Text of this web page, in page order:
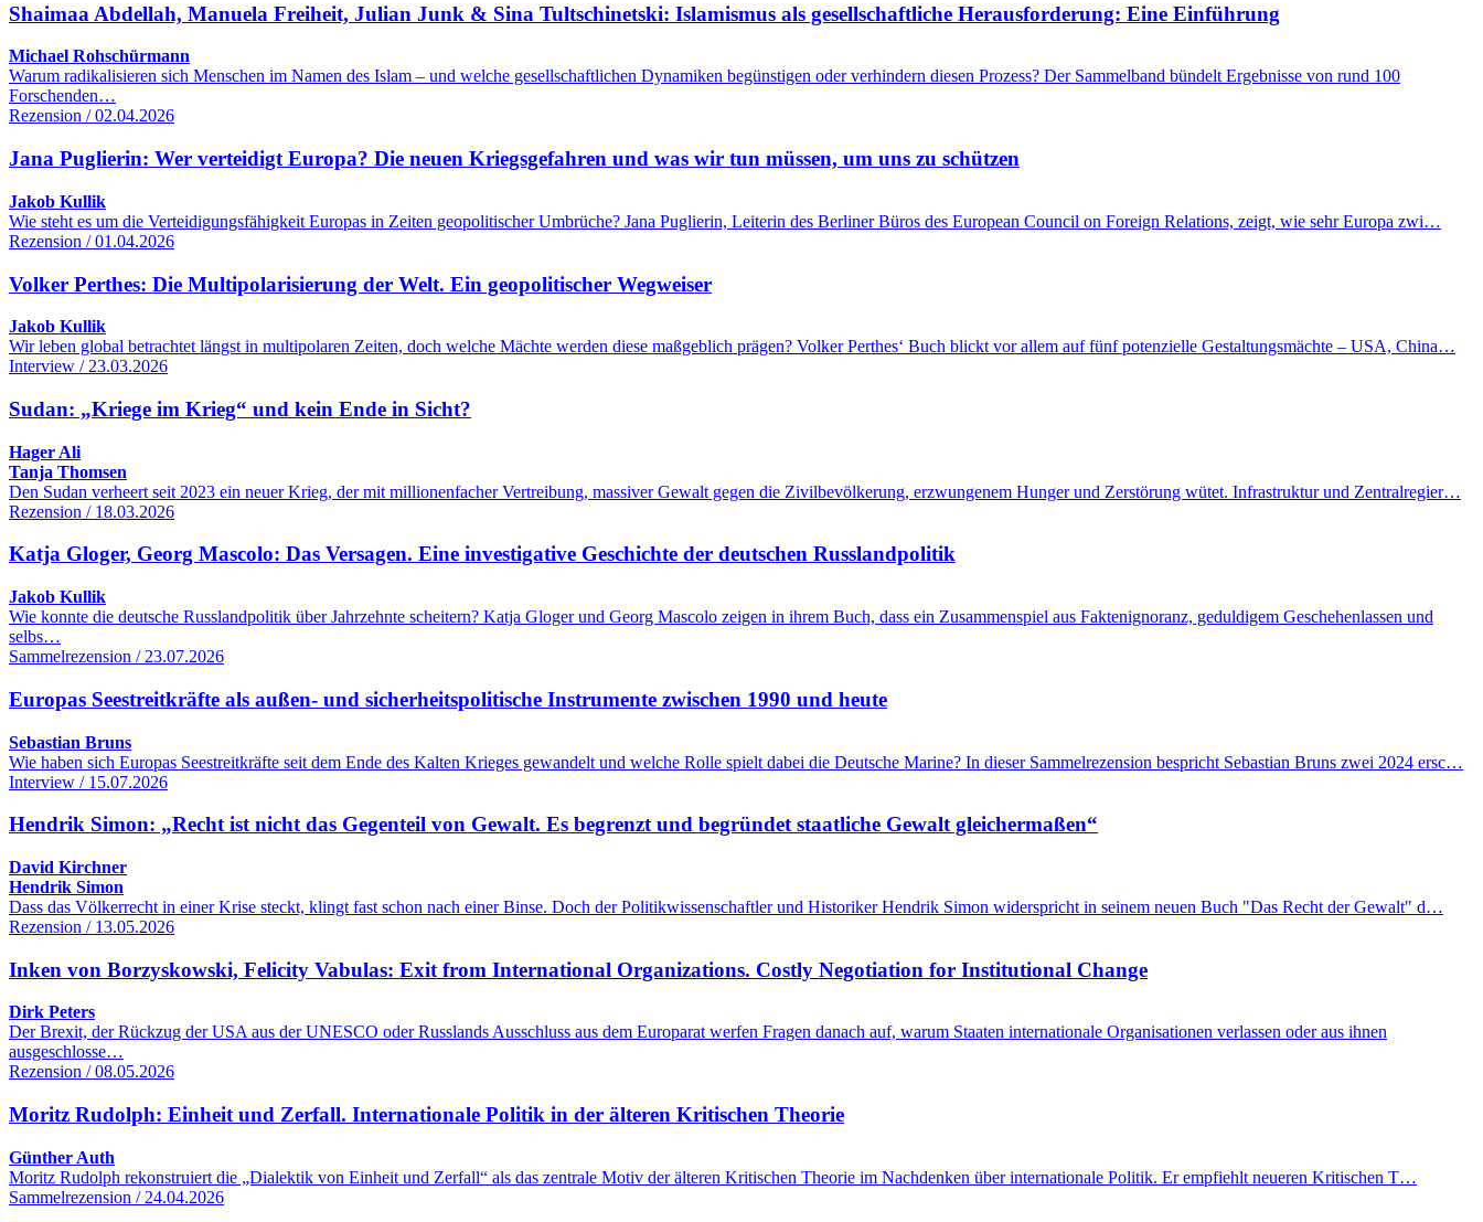
Shaimaa Abdellah, Manuela Freiheit, Julian Junk & Sina Tultschinetski: Islamismus als gesellschaftliche Herausforderung: Eine Einführung
Michael Rohschürmann
Warum radikalisieren sich Menschen im Namen des Islam – und welche gesellschaftlichen Dynamiken begünstigen oder verhindern diesen Prozess? Der Sammelband bündelt Ergebnisse von rund 100
Forschenden…
Rezension / 02.04.2026
Jana Puglierin: Wer verteidigt Europa? Die neuen Kriegsgefahren und was wir tun müssen, um uns zu schützen
Jakob Kullik
Wie steht es um die Verteidigungsfähigkeit Europas in Zeiten geopolitischer Umbrüche? Jana Puglierin, Leiterin des Berliner Büros des European Council on Foreign Relations, zeigt, wie sehr Europa zwi…
Rezension / 01.04.2026
Volker Perthes: Die Multipolarisierung der Welt. Ein geopolitischer Wegweiser
Jakob Kullik
Wir leben global betrachtet längst in multipolaren Zeiten, doch welche Mächte werden diese maßgeblich prägen? Volker Perthes‘ Buch blickt vor allem auf fünf potenzielle Gestaltungsmächte – USA, China…
Interview / 23.03.2026
Sudan: „Kriege im Krieg“ und kein Ende in Sicht?
Hager Ali
Tanja Thomsen
Den Sudan verheert seit 2023 ein neuer Krieg, der mit millionenfacher Vertreibung, massiver Gewalt gegen die Zivilbevölkerung, erzwungenem Hunger und Zerstörung wütet. Infrastruktur und Zentralregier…
Rezension / 18.03.2026
Katja Gloger, Georg Mascolo: Das Versagen. Eine investigative Geschichte der deutschen Russlandpolitik
Jakob Kullik
Wie konnte die deutsche Russlandpolitik über Jahrzehnte scheitern? Katja Gloger und Georg Mascolo zeigen in ihrem Buch, dass ein Zusammenspiel aus Faktenignoranz, geduldigem Geschehenlassen und
selbs…
Sammelrezension / 23.07.2026
Europas Seestreitkräfte als außen- und sicherheitspolitische Instrumente zwischen 1990 und heute
Sebastian Bruns
Wie haben sich Europas Seestreitkräfte seit dem Ende des Kalten Krieges gewandelt und welche Rolle spielt dabei die Deutsche Marine? In dieser Sammelrezension bespricht Sebastian Bruns zwei 2024 ersc…
Interview / 15.07.2026
Hendrik Simon: „Recht ist nicht das Gegenteil von Gewalt. Es begrenzt und begründet staatliche Gewalt gleichermaßen“
David Kirchner
Hendrik Simon
Dass das Völkerrecht in einer Krise steckt, klingt fast schon nach einer Binse. Doch der Politikwissenschaftler und Historiker Hendrik Simon widerspricht in seinem neuen Buch "Das Recht der Gewalt" d…
Rezension / 13.05.2026
Inken von Borzyskowski, Felicity Vabulas: Exit from International Organizations. Costly Negotiation for Institutional Change
Dirk Peters
Der Brexit, der Rückzug der USA aus der UNESCO oder Russlands Ausschluss aus dem Europarat werfen Fragen danach auf, warum Staaten internationale Organisationen verlassen oder aus ihnen
ausgeschlosse…
Rezension / 08.05.2026
Moritz Rudolph: Einheit und Zerfall. Internationale Politik in der älteren Kritischen Theorie
Günther Auth
Moritz Rudolph rekonstruiert die „Dialektik von Einheit und Zerfall“ als das zentrale Motiv der älteren Kritischen Theorie im Nachdenken über internationale Politik. Er empfiehlt neueren Kritischen T…
Sammelrezension / 24.04.2026